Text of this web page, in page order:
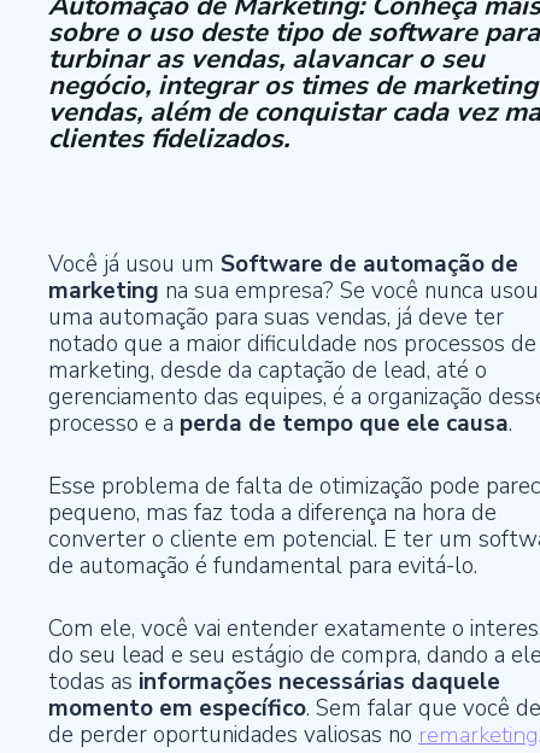
sobre o uso deste tipo de software para
turbinar as vendas, alavancar o seu
negócio, integrar os times de
vendas, além de conquistar cada vez
clientes fidelizados.
Você já usou um Software de automação de
marketing na sua empresa? Se você nunca usou
uma automação para suas vendas, já deve ter
notado que a maior dificuldade nos processos de
marketing, desde da captação de lead, até o
gerenciamento das equipes, é a organização
processo e a perda de tempo que ele causa.
Esse problema de falta de otimização pode
pequeno, mas faz toda a diferença na hora de
converter o cliente em potencial. E ter um
de automação é fundamental para evitá-lo.
Com ele, você vai entender exatamente o
do seu lead e seu estágio de compra, dando a
todas as informações necessárias daquele
momento em específico. Sem falar que você
de perder oportunidades valiosas no remarketing